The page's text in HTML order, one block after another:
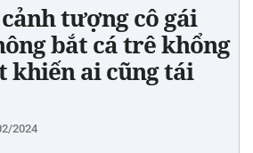
tượng cô gái
bắt cá trê khổng
khiến ai cũng tái
2024